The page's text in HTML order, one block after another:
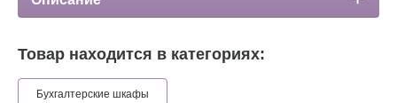
Товар находится в категориях:
Бухгалтерские шкафы